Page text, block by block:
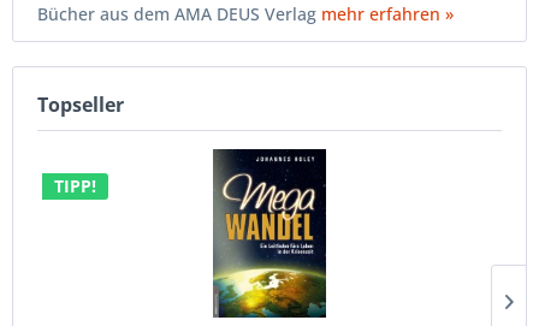
Bücher aus dem AMA DEUS Verlag mehr erfahren »
Topseller
TIPP!